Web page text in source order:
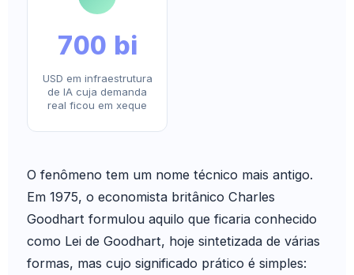
700 bi
USD em infraestrutura
de IA cuja demanda
real ficou em xeque
O fenômeno tem um nome técnico mais antigo.
Em 1975, o economista britânico Charles
Goodhart formulou aquilo que ficaria conhecido
como Lei de Goodhart, hoje sintetizada de várias
formas, mas cujo significado prático é simples: